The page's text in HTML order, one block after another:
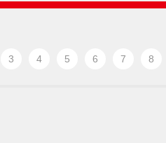
3 4 5 6 7 8